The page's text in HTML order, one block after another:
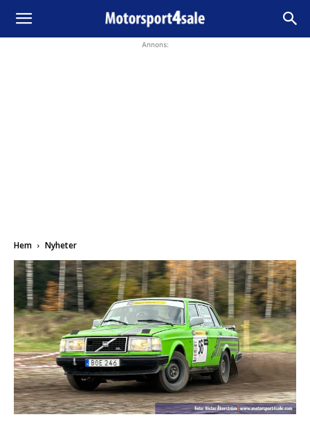
Annons:
Hem Nyheter